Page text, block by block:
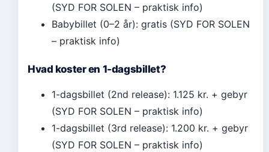
(SYD FOR SOLEN – praktisk info)
Babybillet (0–2 år): gratis (SYD FOR SOLEN
– praktisk info)
Hvad koster en 1-dagsbillet?
1-dagsbillet (2nd release): 1.125 kr. + gebyr
(SYD FOR SOLEN – praktisk info)
1-dagsbillet (3rd release): 1.200 kr. + gebyr
(SYD FOR SOLEN – praktisk info)